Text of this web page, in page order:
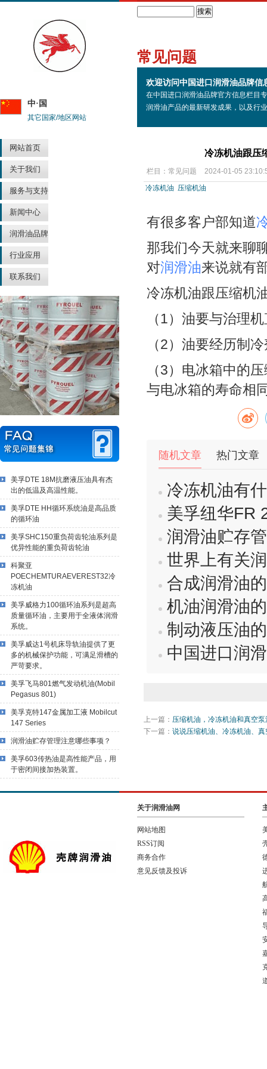
中·国
其它国家/地区网站
网站首页
关于我们
服务与支持
新闻中心
润滑油品牌
行业应用
联系我们
美孚DTE 18M抗磨液压油具有杰
出的低温及高温性能。
美孚DTE HH循环系统油是高品质
的循环油
美孚SHC150重负荷齿轮油系列是
优异性能的重负荷齿轮油
科聚亚
POECHEMTURAEVEREST32冷
冻机油
美孚威格力100循环油系列是超高
质量循环油，主要用于全液体润滑
系统。
美孚威达1号机床导轨油提供了更
多的机械保护功能，可满足滑槽的
严苛要求。
美孚飞马801燃气发动机油(Mobil
Pegasus 801)
美孚克特147金属加工液 Mobilcut
147 Series
润滑油贮存管理注意哪些事项？
美孚603传热油是高性能产品，用
于密闭间接加热装置。
常见问题
欢迎访问中国进口润滑油品牌信
在中国进口润滑油品牌官方信息栏目
润滑油产品的最新研发成果，以及行
冷冻机油跟压
栏目： 常见问题
2024-01-05
冷冻机油 压缩机油
有很多客户部知道
那我们今天就来聊
对润滑油来说就有
冷冻机油跟压缩机
（1）油要与治理
（2）油要经历制
（3）电冰箱中的
与电冰箱的寿命相
随机文章 热门文章
冷冻机油有
美孚纽华FR
润滑油贮存
世界上有关
合成润滑油
机油润滑油
制动液压油
中国进口润
上一篇： 压缩机油，冷冻机油和真空
下一篇： 说说压缩机油、冷冻机油、
关于润滑油网
网站地图
RSS订阅
商务合作
意见反馈及投诉